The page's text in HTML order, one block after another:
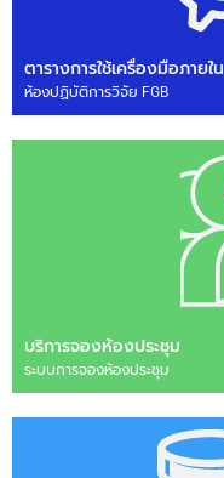
ตารางการใช้เครื่องมือภายใน
ห้องปฏิบัติการวิจัย FGB
บริการจองห้องประชุม
ระบบการจองห้องประชุม